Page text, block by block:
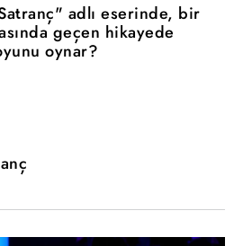
adlı eserinde, bir
geçen hikayede
oynar?